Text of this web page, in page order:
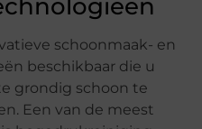
schoonmaak- en
beschikbaar die u
grondig schoon te
Een van de meest